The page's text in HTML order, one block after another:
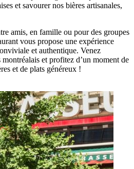
et savourer nos bières artisanales,
amis, en famille ou pour des groupes
vous propose une expérience
et authentique. Venez
et profitez d’un moment de
et de plats généreux !